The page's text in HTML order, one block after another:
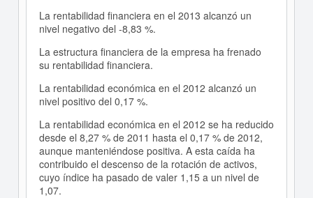
La rentabilidad financiera en el 2013 alcanzó un
nivel negativo del -8,83 %.
La estructura financiera de la empresa ha frenado
su rentabilidad financiera.
La rentabilidad económica en el 2012 alcanzó un
nivel positivo del 0,17 %.
La rentabilidad económica en el 2012 se ha reducido
desde el 8,27 % de 2011 hasta el 0,17 % de 2012,
aunque manteniéndose positiva. A esta caída ha
contribuido el descenso de la rotación de activos,
cuyo índice ha pasado de valer 1,15 a un nivel de
1,07.